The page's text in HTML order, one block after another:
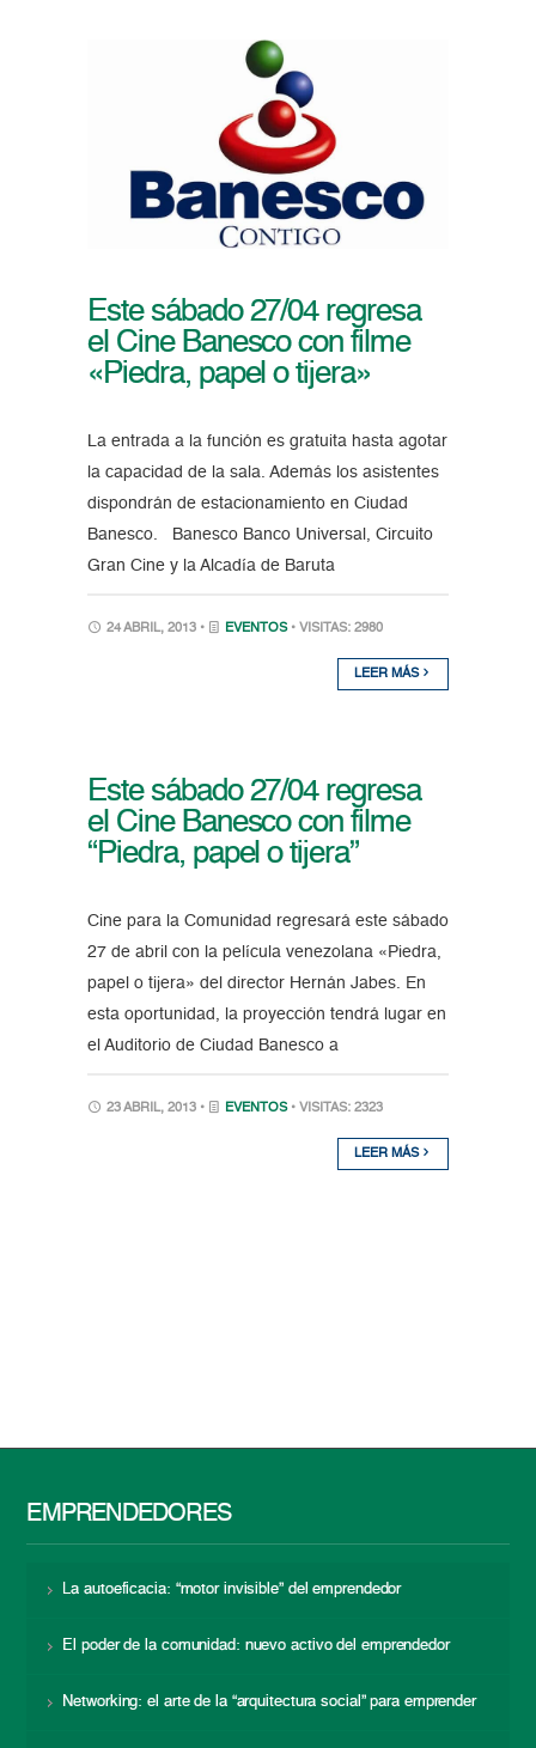
Este sábado 27/04 regresa
el Cine Banesco con filme
«Piedra, papel o tijera»
La entrada a la función es gratuita hasta agotar
la capacidad de la sala. Además los asistentes
dispondrán de estacionamiento en Ciudad
Banesco. Banesco Banco Universal, Circuito
Gran Cine y la Alcadía de Baruta
24 ABRIL, 2013 • EVENTOS • VISITAS: 2980
LEER MÁS
Este sábado 27/04 regresa
el Cine Banesco con filme
“Piedra, papel o tijera”
Cine para la Comunidad regresará este sábado
27 de abril con la película venezolana «Piedra,
papel o tijera» del director Hernán Jabes. En
esta oportunidad, la proyección tendrá lugar en
el Auditorio de Ciudad Banesco a
23 ABRIL, 2013 • EVENTOS • VISITAS: 2323
LEER MÁS
EMPRENDEDORES
La autoeficacia: “motor invisible” del emprendedor
El poder de la comunidad: nuevo activo del emprendedor
Networking: el arte de la “arquitectura social” para emprender